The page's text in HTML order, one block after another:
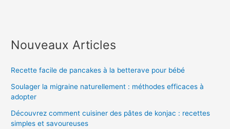
Nouveaux Articles
Recette facile de pancakes à la betterave pour bébé
Soulager la migraine naturellement : méthodes efficaces à
adopter
Découvrez comment cuisiner des pâtes de konjac : recettes
simples et savoureuses